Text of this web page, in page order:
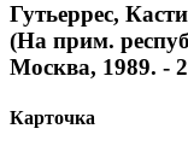
Гутьеррес,
(На прим.
Москва, 1989. -
Карточка